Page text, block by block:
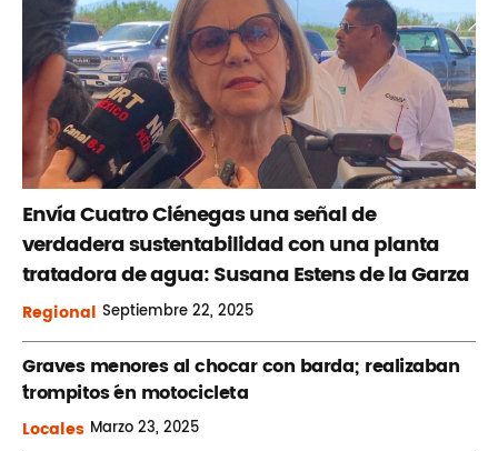
Envía Cuatro Ciénegas una señal de
verdadera sustentabilidad con una planta
tratadora de agua: Susana Estens de la Garza
Regional Septiembre22, 2025
Graves menores al chocar con barda; realizaban
´trompitos ´en motocicleta
Locales Marzo23, 2025